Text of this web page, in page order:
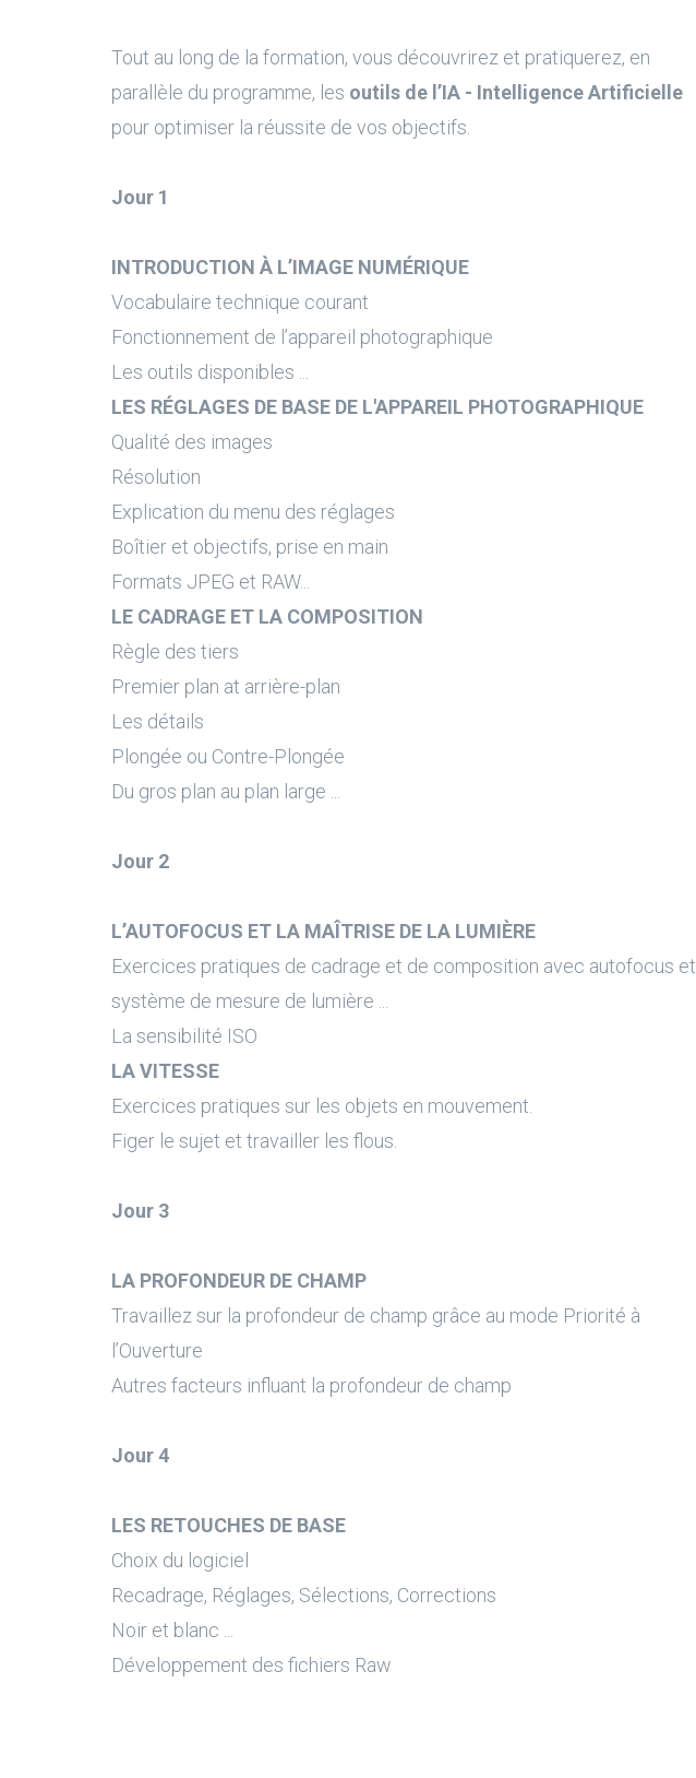
Tout au long de la formation, vous découvrirez et pratiquerez, en
parallèle du programme, les outils de l’IA - Intelligence Artificielle
pour optimiser la réussite de vos objectifs.
Jour 1
INTRODUCTION À L’IMAGE NUMÉRIQUE
Vocabulaire technique courant
Fonctionnement de l’appareil photographique
Les outils disponibles ...
LES RÉGLAGES DE BASE DE L'APPAREIL PHOTOGRAPHIQUE
Qualité des images
Résolution
Explication du menu des réglages
Boîtier et objectifs, prise en main
Formats JPEG et RAW...
LE CADRAGE ET LA COMPOSITION
Règle des tiers
Premier plan at arrière-plan
Les détails
Plongée ou Contre-Plongée
Du gros plan au plan large ...
Jour 2
L’AUTOFOCUS ET LA MAÎTRISE DE LA LUMIÈRE
Exercices pratiques de cadrage et de composition avec autofocus et
système de mesure de lumière ...
La sensibilité ISO
LA VITESSE
Exercices pratiques sur les objets en mouvement.
Figer le sujet et travailler les flous.
Jour 3
LA PROFONDEUR DE CHAMP
Travaillez sur la profondeur de champ grâce au mode Priorité à
l’Ouverture
Autres facteurs influant la profondeur de champ
Jour 4
LES RETOUCHES DE BASE
Choix du logiciel
Recadrage, Réglages, Sélections, Corrections
Noir et blanc ...
Développement des fichiers Raw